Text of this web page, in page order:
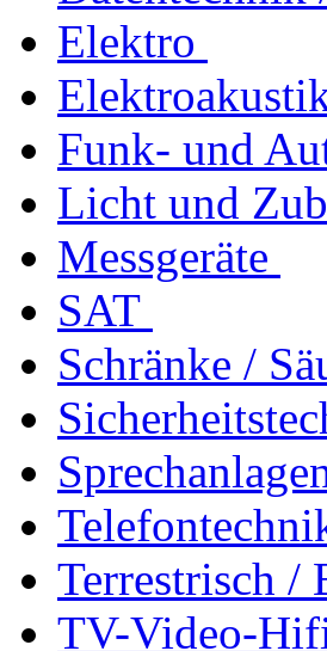
Elektro
Funk- und
Licht und
Messgeräte
SAT
Schränke /
Terrestrisch /
TV-Video-